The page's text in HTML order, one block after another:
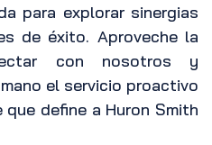
para explorar sinergias
de éxito. Aproveche la
con nosotros y
el servicio proactivo
define a Huron Smith